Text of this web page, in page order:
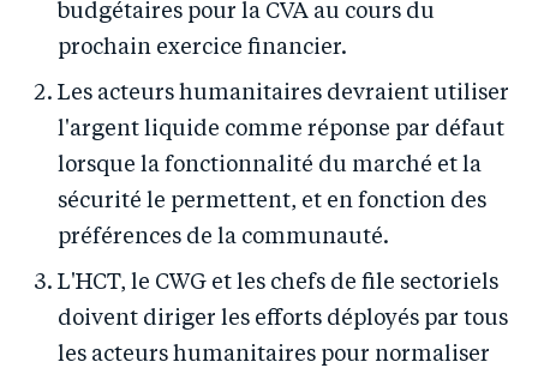
budgétaires pour la CVA au cours du
prochain exercice financier.
Les acteurs humanitaires devraient utiliser
l'argent liquide comme réponse par défaut
lorsque la fonctionnalité du marché et la
sécurité le permettent, et en fonction des
préférences de la communauté.
L'HCT, le CWG et les chefs de file sectoriels
doivent diriger les efforts déployés par tous
les acteurs humanitaires pour normaliser